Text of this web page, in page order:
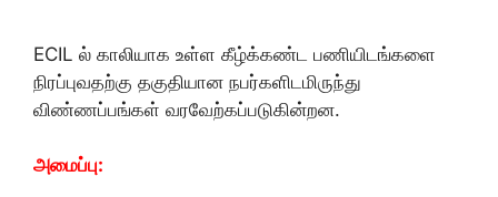
ECIL ல் காலியாக உள்ள கீழ்க்கண்ட பணியிடங்களை
நிரப்புவதற்கு தகுதியான நபர்களிடமிருந்து
விண்ணப்பங்கள் வரவேற்கப்படுகின்றன.
அமைப்பு: